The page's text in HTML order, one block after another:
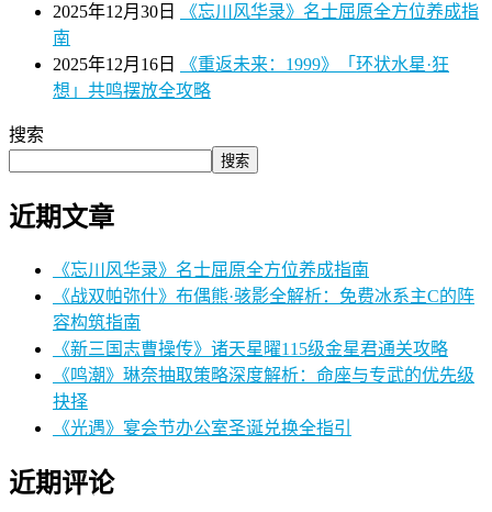
2025年12月30日
《忘川风华录》名士屈原全方位养成指
南
2025年12月16日
《重返未来：1999》「环状水星·狂
想」共鸣摆放全攻略
搜索
搜索
近期文章
《忘川风华录》名士屈原全方位养成指南
《战双帕弥什》布偶熊·骇影全解析：免费冰系主C的阵
容构筑指南
《新三国志曹操传》诸天星曜115级金星君通关攻略
《鸣潮》琳奈抽取策略深度解析：命座与专武的优先级
抉择
《光遇》宴会节办公室圣诞兑换全指引
近期评论